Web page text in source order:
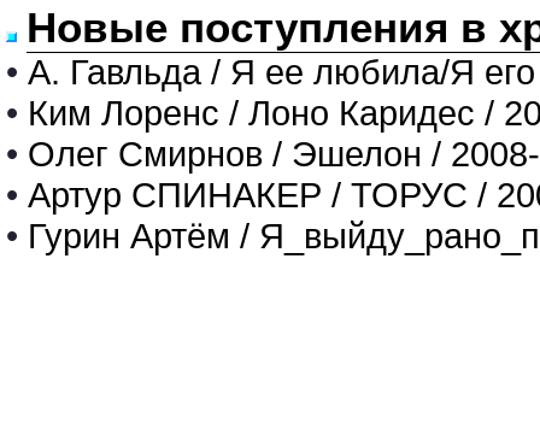
Новые поступления в
• А. Гавльда / Я ее любила/Я
• Ким Лоренс / Лоно Каридес /
• Олег Смирнов / Эшелон /
• Артур СПИНАКЕР / ТОРУС /
• Гурин Артём /